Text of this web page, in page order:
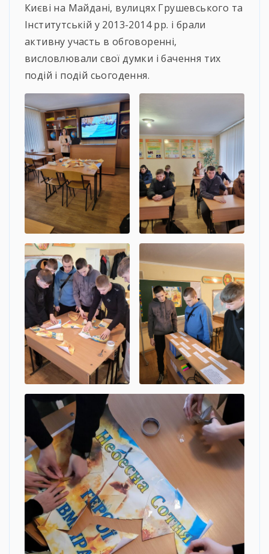
Києві на Майдані, вулицях Грушевського та
Інститутській у 2013-2014 рр. і брали
активну участь в обговоренні,
висловлювали свої думки і бачення тих
подій і подій сьогодення.